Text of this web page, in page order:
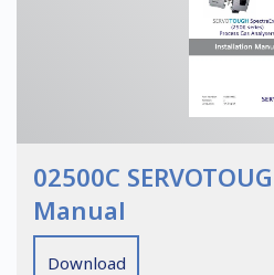
02500C
Manual
Download